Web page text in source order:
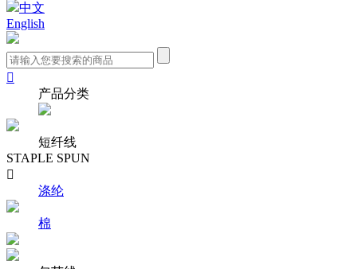
中文
English

产品分类
短纤线
STAPLE SPUN

涤纶
棉